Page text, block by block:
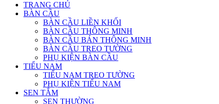
TRANG CHỦ
BÀN CẦU
BÀN CẦU LIỀN KHỐI
BÀN CẦU THÔNG MINH
BÀN CẦU BÁN THÔNG MINH
BÀN CẦU TREO TƯỜNG
PHỤ KIỆN BÀN CẦU
TIỂU NAM
TIỂU NAM TREO TƯỜNG
PHỤ KIỆN TIỂU NAM
SEN TẮM
SEN THƯỜNG